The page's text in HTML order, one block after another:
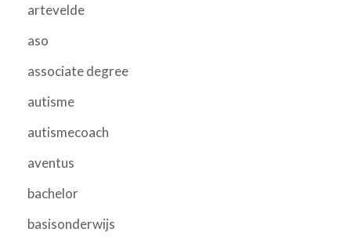
artevelde
aso
associate degree
autisme
autismecoach
aventus
bachelor
basisonderwijs